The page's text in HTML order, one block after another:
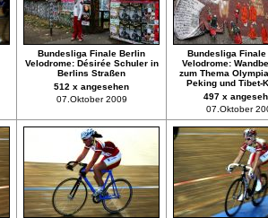
Bundesliga Finale Berlin
Velodrome: Désirée Schuler in
Berlins Straßen
512 x angesehen
07.Oktober 2009
Bundesliga
Velodrome:
zum Thema
Peking und Tibet-
497 x
07.Oktober